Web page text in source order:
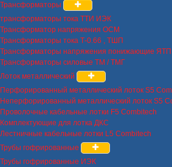
Трансформаторы
трансформаторы тока ТТИ ИЭК
Трансформатор напряжения ОСМ
Трансформаторы тока Т-0.66 , ТШП
Трансформаторы напряжения понижающие
Трансформаторы силовые ТМ / ТМГ
Лоток металлический
Перфорированный металлический лоток S5
Неперфорированный металлический лоток S5
Проволочные кабельные лотки F5 Combitech
Комплектующие для лотка ДКС
Лестничные кабельные лотки L5 Combitech
Трубы гофрированные
Трубы гофрированные ИЭК